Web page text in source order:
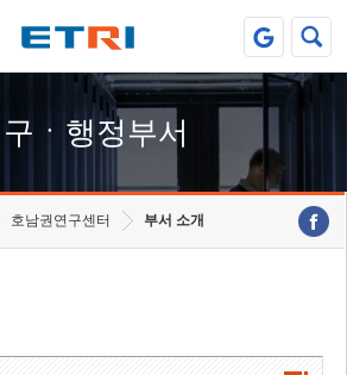
ㆍ행정부서
호남권연구센터 부서 소개